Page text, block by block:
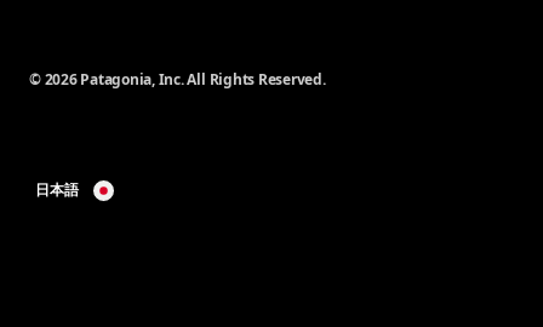
© 2026 Patagonia, Inc. All Rights Reserved.
日本語